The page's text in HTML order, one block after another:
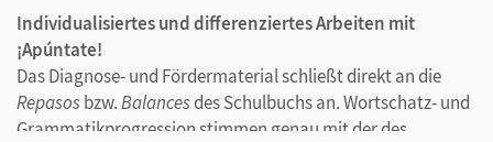
Individualisiertes und differenziertes Arbeiten mit
¡Apúntate!
Das Diagnose- und Fördermaterial schließt direkt an die
Repasosbzw.Balancesdes Schulbuchs an. Wortschatz- und
Grammatikprogression stimmen genau mit der des